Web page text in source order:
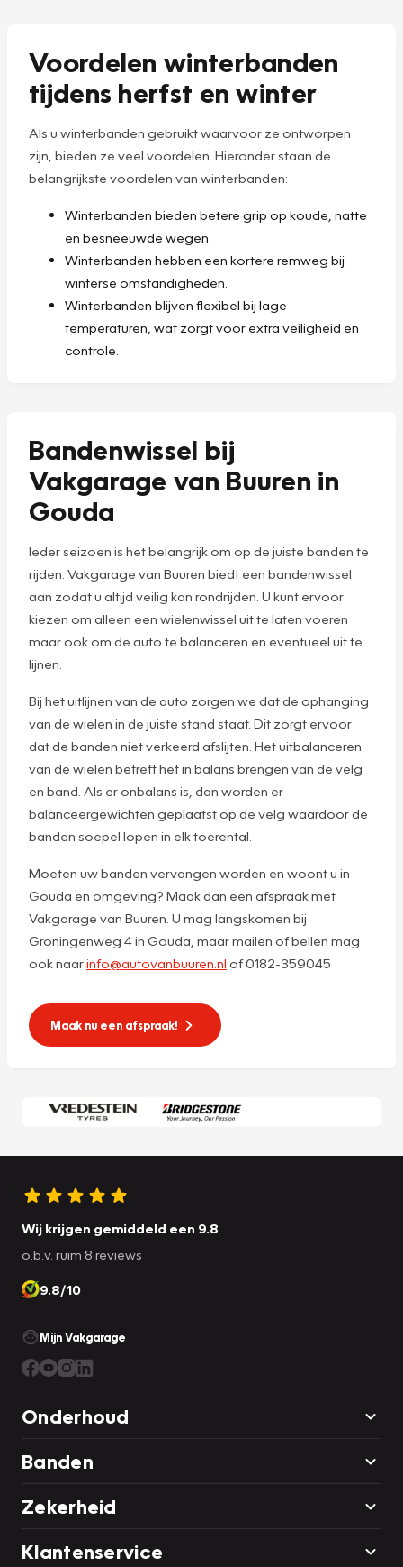
Voordelen winterbanden
tijdens herfst en winter
Als u winterbanden gebruikt waarvoor ze ontworpen
zijn, bieden ze veel voordelen. Hieronder staan de
belangrijkste voordelen van winterbanden:
Winterbanden bieden betere grip op koude, natte
en besneeuwde wegen.
Winterbanden hebben een kortere remweg bij
winterse omstandigheden.
Winterbanden blijven flexibel bij lage
temperaturen, wat zorgt voor extra veiligheid en
controle.
Bandenwissel bij
Vakgarage van Buuren in
Gouda
Ieder seizoen is het belangrijk om op de juiste banden te
rijden. Vakgarage van Buuren biedt een bandenwissel
aan zodat u altijd veilig kan rondrijden. U kunt ervoor
kiezen om alleen een wielenwissel uit te laten voeren
maar ook om de auto te balanceren en eventueel uit te
lijnen.
Bij het uitlijnen van de auto zorgen we dat de ophanging
van de wielen in de juiste stand staat. Dit zorgt ervoor
dat de banden niet verkeerd afslijten. Het uitbalanceren
van de wielen betreft het in balans brengen van de velg
en band. Als er onbalans is, dan worden er
balanceergewichten geplaatst op de velg waardoor de
banden soepel lopen in elk toerental.
Moeten uw banden vervangen worden en woont u in
Gouda en omgeving? Maak dan een afspraak met
Vakgarage van Buuren. U mag langskomen bij
Groningenweg 4 in Gouda, maar mailen of bellen mag
ook naarinfo@autovanbuuren.nl of 0182-359045
Maak nu een afspraak!
Wij krijgen gemiddeld een 9.8
o.b.v. ruim 8 reviews
9.8/10
Mijn Vakgarage
Onderhoud
Banden
Zekerheid
Klantenservice